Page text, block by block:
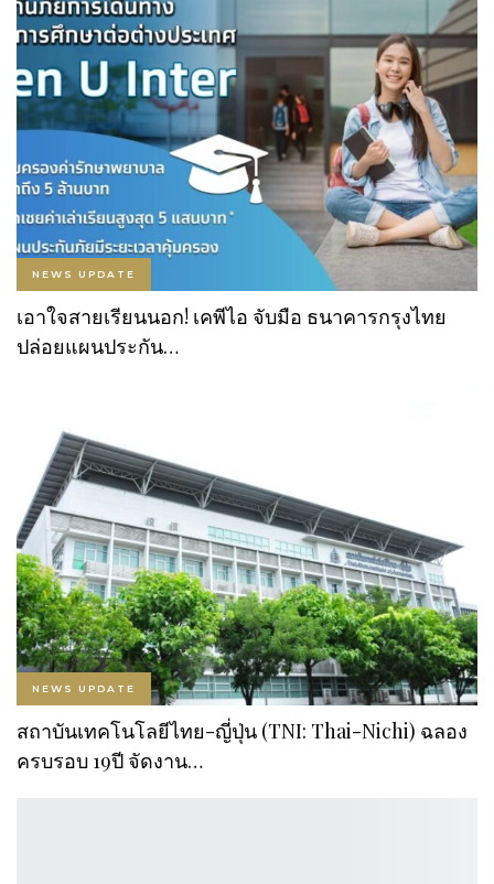
NEWS UPDATE
เอาใจสายเรียนนอก! เคพีไอ จับมือ ธนาคารกรุงไทย
ปล่อยแผนประกัน…
NEWS UPDATE
สถาบันเทคโนโลยีไทย-ญี่ปุ่น (TNI: Thai-Nichi) ฉลอง
ครบรอบ 19ปี จัดงาน…